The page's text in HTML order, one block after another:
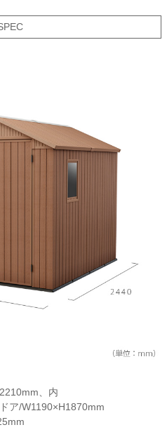
、内
ア/W1190×H1870mm